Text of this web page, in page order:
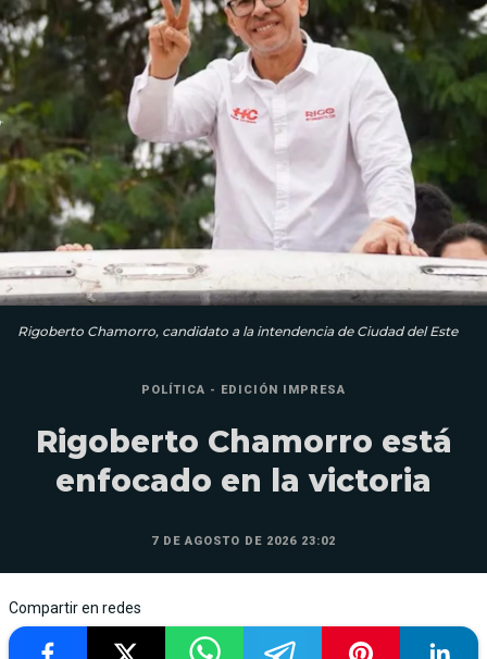
Rigoberto Chamorro, candidato a la intendencia de Ciudad del Este
POLÍTICA - EDICIÓN IMPRESA
Rigoberto Chamorro está
enfocado en la victoria
7 DE AGOSTO DE 2026 23:02
Compartir en redes